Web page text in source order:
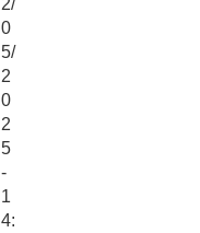
2/
0
5/
2
0
2
5
-
1
4: